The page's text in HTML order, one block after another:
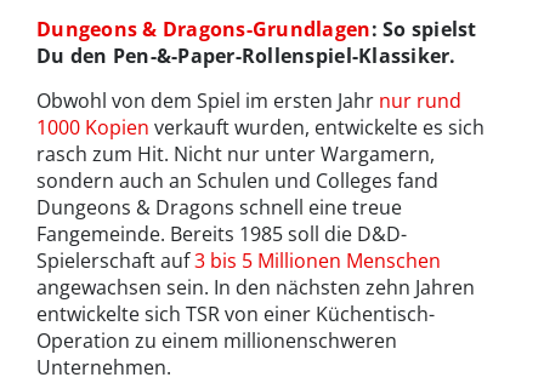
Dungeons & Dragons-Grundlagen: So spielst
Du den Pen-&-Paper-Rollenspiel-Klassiker.
Obwohl von dem Spiel im ersten Jahr nur rund
1000 Kopien verkauft wurden, entwickelte es sich
rasch zum Hit. Nicht nur unter Wargamern,
sondern auch an Schulen und Colleges fand
Dungeons & Dragons schnell eine treue
Fangemeinde. Bereits 1985 soll die D&D-
Spielerschaft auf3 bis 5 Millionen Menschen
angewachsen sein. In den nächsten zehn Jahren
entwickelte sich TSR von einer Küchentisch-
Operation zu einem millionenschweren
Unternehmen.